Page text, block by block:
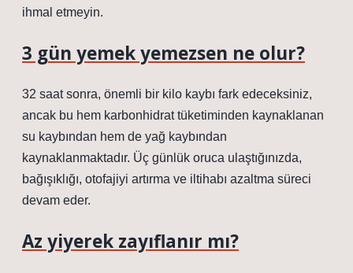
ihmal etmeyin.
3 gün yemek yemezsen ne olur?
32 saat sonra, önemli bir kilo kaybı fark edeceksiniz,
ancak bu hem karbonhidrat tüketiminden kaynaklanan
su kaybından hem de yağ kaybından
kaynaklanmaktadır. Üç günlük oruca ulaştığınızda,
bağışıklığı, otofajiyi artırma ve iltihabı azaltma süreci
devam eder.
Az yiyerek zayıflanır mı?